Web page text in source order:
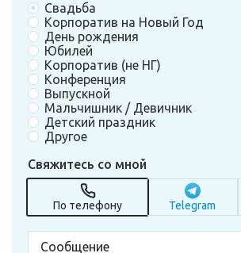
Свадьба
Корпоратив на Новый Год
День рождения
Юбилей
Корпоратив (не НГ)
Конференция
Выпускной
Мальчишник / Девичник
Детский праздник
Другое
Свяжитесь со мной
По телефону Telegram